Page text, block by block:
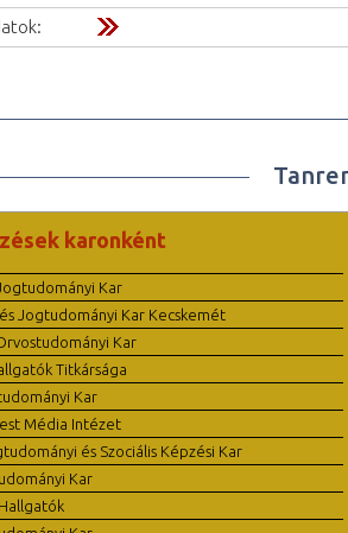
karonként
Kar
Jogtudományi Kar Kecskemét
Kar
Titkársága
Kar
Média Intézet
és Szociális Képzési Kar
Kar